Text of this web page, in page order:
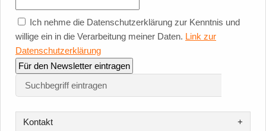
Ich nehme die Datenschutzerklärung zur Kenntnis und
willige ein in die Verarbeitung meiner Daten. Link zur
Datenschutzerklärung
Kontakt